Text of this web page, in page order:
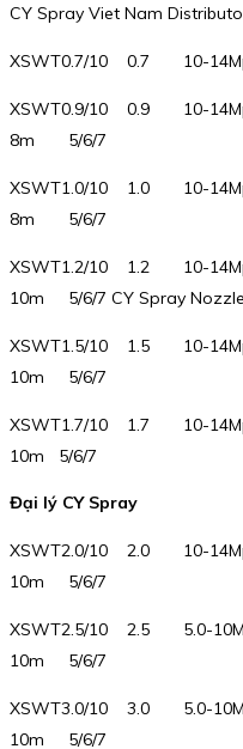
CY Spray Viet Nam
XSWT0.7/10 0.7 10-
XSWT0.9/10 0.9
8m 5/6/7
XSWT1.0/10 1.0
8m 5/6/7
XSWT1.2/10 1.2 10-
10m 5/6/7 CY Spray
XSWT1.5/10 1.5 10-
10m 5/6/7
XSWT1.7/10 1.7
10m 5/6/7
Đại lý CY Spray
XSWT2.0/10 2.0
10m 5/6/7
XSWT2.5/10 2.5
10m 5/6/7
XSWT3.0/10 3.0
10m 5/6/7